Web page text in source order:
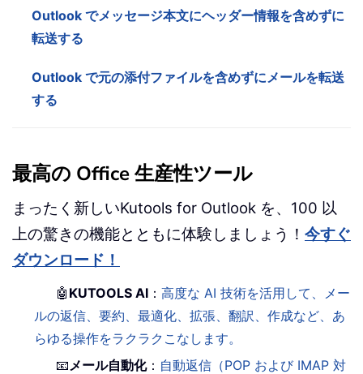
Outlook でメッセージ本文にヘッダー情報を含めずに
転送する
Outlook で元の添付ファイルを含めずにメールを転送
する
最高の Office 生産性ツール
まったく新しいKutools for Outlook を、100 以
上の驚きの機能とともに体験しましょう！ 今すぐ
ダウンロード！
🤖 KUTOOLS AI ：高度な AI 技術を活用して、メー
ルの返信、要約、最適化、拡張、翻訳、作成など、あ
らゆる操作をラクラクこなします。
📧 メール自動化： 自動返信（POP および IMAP 対